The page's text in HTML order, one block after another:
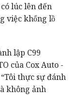
lúc lên đến
việc khổng lồ
lập C99
của Cox Auto -
thực sự đánh
không ảnh